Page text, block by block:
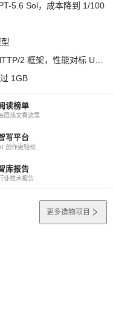
5.6 Sol，成本降到 1/100
1GB
读榜单
周热文看这里
写平台
创作更轻松
库报告
业技术报告
更多造物项目